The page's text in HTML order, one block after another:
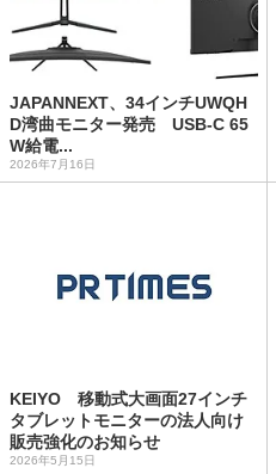
JAPANNEXT、34インチUWQH
D湾曲モニター発売 USB-C 65
W給電...
2026年7月16日
KEIYO 移動式大画面27インチ
タブレットモニターの法人向け
販売強化のお知らせ
2026年5月15日